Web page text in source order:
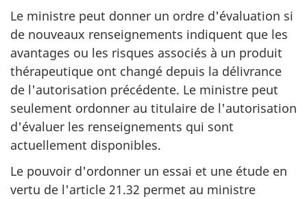
Le ministre peut donner un ordre d'évaluation si
de nouveaux renseignements indiquent que les
avantages ou les risques associés à un produit
thérapeutique ont changé depuis la délivrance
de l'autorisation précédente. Le ministre peut
seulement ordonner au titulaire de l'autorisation
d'évaluer les renseignements qui sont
actuellement disponibles.
Le pouvoir d'ordonner un essai et une étude en
vertu de l'article 21.32 permet au ministre